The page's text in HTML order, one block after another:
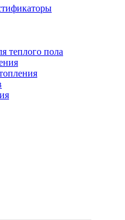
теплого пола